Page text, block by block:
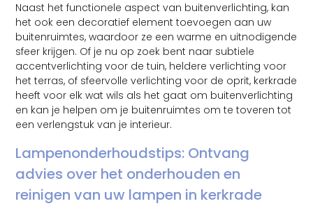
Naast het functionele aspect van buitenverlichting, kan
het ook een decoratief element toevoegen aan uw
buitenruimtes, waardoor ze een warme en uitnodigende
sfeer krijgen. Of je nu op zoek bent naar subtiele
accentverlichting voor de tuin, heldere verlichting voor
het terras, of sfeervolle verlichting voor de oprit, kerkrade
heeft voor elk wat wils als het gaat om buitenverlichting
en kan je helpen om je buitenruimtes om te toveren tot
een verlengstuk van je interieur.
Lampenonderhoudstips: Ontvang
advies over het onderhouden en
reinigen van uw lampen in kerkrade